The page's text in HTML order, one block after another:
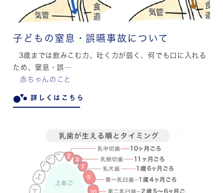
子どもの窒息・誤嚥事故について
3歳までは飲みこむ力、吐く力が弱く、何でも口に入れる
ため、窒息・誤…
赤ちゃんのこと
詳しくはこちら